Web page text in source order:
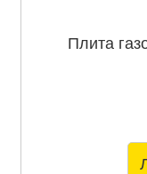
Плита